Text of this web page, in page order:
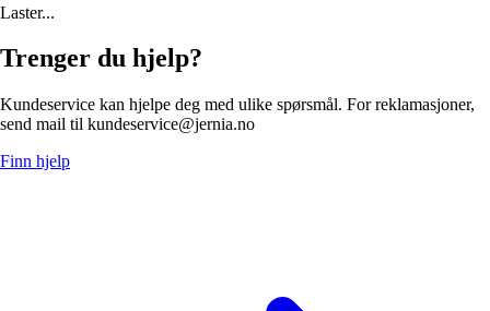
Laster...
Trenger du hjelp?
Kundeservice kan hjelpe deg med ulike spørsmål. For reklamasjoner,
send mail til kundeservice@jernia.no
Finn hjelp